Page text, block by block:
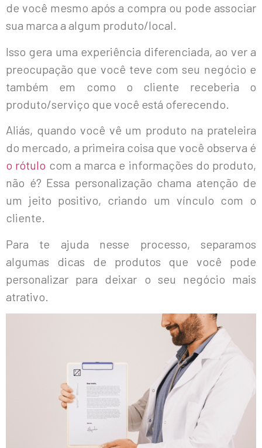
de você mesmo após a compra ou pode associar
sua marca a algum produto/local.
Isso gera uma experiência diferenciada, ao ver a
preocupação que você teve com seu negócio e
também em como o cliente receberia o
produto/serviço que você está oferecendo.
Aliás, quando você vê um produto na prateleira
do mercado, a primeira coisa que você observa é
o rótulo com a marca e informações do produto,
não é? Essa personalização chama atenção de
um jeito positivo, criando um vínculo com o
cliente.
Para te ajuda nesse processo, separamos
algumas dicas de produtos que você pode
personalizar para deixar o seu negócio mais
atrativo.